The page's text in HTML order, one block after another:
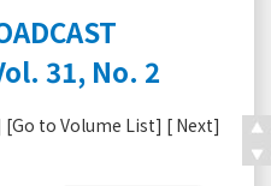
31, No. 2
[Go to Volume List] [ Next]